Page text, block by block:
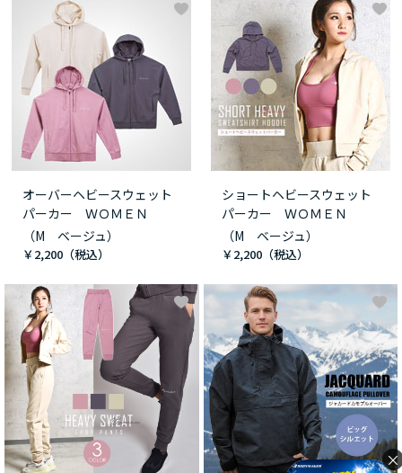
×
オーバーヘビースウェット
パーカー ＷＯＭＥＮ
（M ベージュ）
￥2,200
ショートヘビースウェット
パーカー ＷＯＭＥＮ
（M ベージュ）
￥2,200